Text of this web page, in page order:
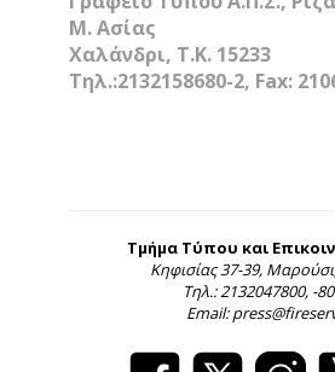
Μ. Ασίας
Χαλάνδρι, Τ.Κ. 15233
Τηλ.:2132158680-2, Fax:
Τμήμα Τύπου και
Κηφισίας 37-39,
Τηλ.: 2132047800, -
Email: